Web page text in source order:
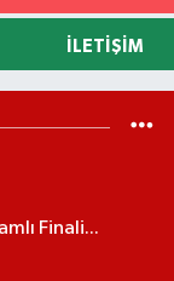
İLETIŞIM
Finali...